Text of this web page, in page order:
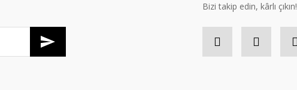
Bizi takip edin, kârlı çıkın!